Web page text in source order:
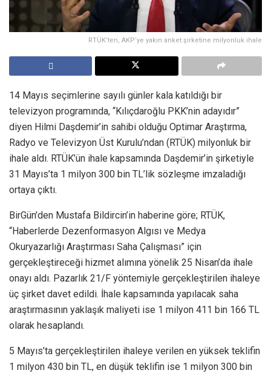
RTÜK’ten, AKP’ye yakın anket şirketine milyonluk ihale
14 Mayıs seçimlerine sayılı günler kala katıldığı bir
televizyon programında, “Kılıçdaroğlu PKK’nin adayıdır”
diyen Hilmi Daşdemir’in sahibi olduğu Optimar Araştırma,
Radyo ve Televizyon Üst Kurulu’ndan (RTÜK) milyonluk bir
ihale aldı. RTÜK’ün ihale kapsamında Daşdemir’in şirketiyle
31 Mayıs’ta 1 milyon 300 bin TL’lik sözleşme imzaladığı
ortaya çıktı.
BirGün’den Mustafa Bildircin’in haberine göre; RTÜK,
“Haberlerde Dezenformasyon Algısı ve Medya
Okuryazarlığı Araştırması Saha Çalışması” için
gerçekleştireceği hizmet alımına yönelik 25 Nisan’da ihale
onayı aldı. Pazarlık 21/F yöntemiyle gerçekleştirilen ihaleye
üç şirket davet edildi. İhale kapsamında yapılacak saha
araştırmasının yaklaşık maliyeti ise 1 milyon 411 bin 166 TL
olarak hesaplandı.
5 Mayıs’ta gerçekleştirilen ihaleye verilen en yüksek teklifin
1 milyon 430 bin TL, en düşük teklifin ise 1 milyon 300 bin